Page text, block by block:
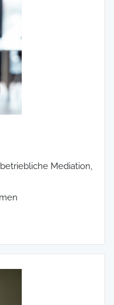
Mediation,